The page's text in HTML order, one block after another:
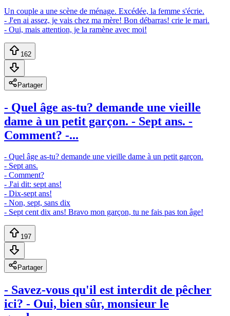
Un couple a une scène de ménage. Excédée, la femme s'écrie.
- J'en ai assez, je vais chez ma mère! Bon débarras! crie le mari.
- Oui, mais attention, je la ramène avec moi!
162
Partager
- Quel âge as-tu? demande une vieille
dame à un petit garçon. - Sept ans. -
Comment? -...
- Quel âge as-tu? demande une vieille dame à un petit garçon.
- Sept ans.
- Comment?
- J'ai dit: sept ans!
- Dix-sept ans!
- Non, sept, sans dix
- Sept cent dix ans! Bravo mon garçon, tu ne fais pas ton âge!
197
Partager
- Savez-vous qu'il est interdit de pêcher
ici? - Oui, bien sûr, monsieur le